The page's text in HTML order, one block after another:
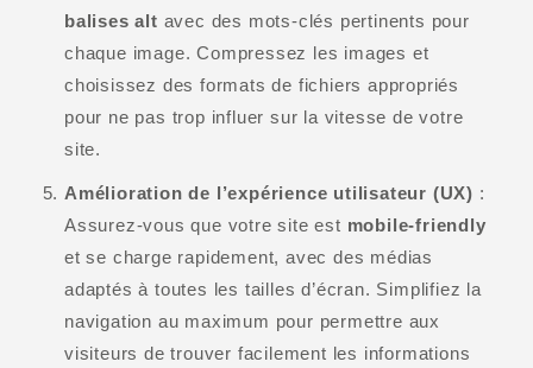
balises alt avec des mots-clés pertinents pour
chaque image. Compressez les images et
choisissez des formats de fichiers appropriés
pour ne pas trop influer sur la vitesse de votre
site.
Amélioration de l’expérience utilisateur (UX) :
Assurez-vous que votre site est mobile-friendly
et se charge rapidement, avec des médias
adaptés à toutes les tailles d’écran. Simplifiez la
navigation au maximum pour permettre aux
visiteurs de trouver facilement les informations